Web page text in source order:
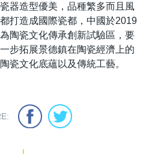
器造型優美，品種繁多而且風
打造成國際瓷都，中國於2019
陶瓷文化傳承創新試驗區，要
步拓展景德鎮在陶瓷經濟上的
瓷文化底蘊以及傳統工藝。